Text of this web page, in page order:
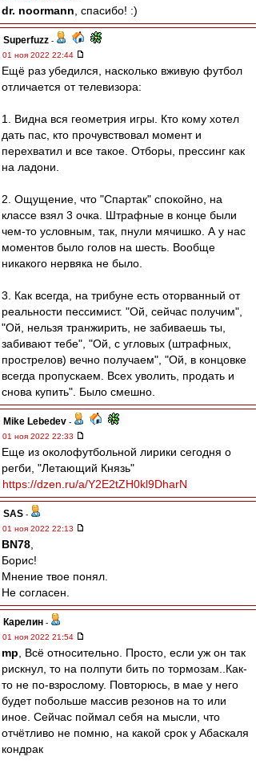
dr. noormann , спасибо! :)
Superfuzz -
01 ноя 2022 22:44
Ещё раз убедился, насколько вживую футбол
отличается от телевизора:
1. Видна вся геометрия игры. Кто кому хотел
дать пас, кто прочувствовал момент и
перехватил и все такое. Отборы, прессинг как
на ладони.
2. Ощущение, что "Спартак" спокойно, на
классе взял 3 очка. Штрафные в конце были
чем-то условным, так, пнули мячишко. А у нас
моментов было голов на шесть. Вообще
никакого нервяка не было.
3. Как всегда, на трибуне есть оторванный от
реальности пессимист. "Ой, сейчас получим",
"Ой, нельзя транжирить, не забиваешь ты,
забивают тебе", "Ой, с угловых (штрафных,
прострелов) вечно получаем", "Ой, в концовке
всегда пропускаем. Всех уволить, продать и
снова купить". Было смешно.
Mike Lebedev -
01 ноя 2022 22:33
Еще из околофутбольной лирики сегодня о
регби, "Летающий Князь"
https://dzen.ru/a/Y2E2tZH0kl9DharN
SAS -
01 ноя 2022 22:13
BN78
Борис!
Мнение твое понял.
Не согласен.
Карелин -
01 ноя 2022 21:54
mp , Всё относительно. Просто, если уж он так
рискнул, то на полпути бить по тормозам..Как-
то не по-взрослому. Повторюсь, в мае у него
будет побольше массив резонов на то или
иное. Сейчас поймал себя на мысли, что
отчётливо не помню, на какой срок у Абаскаля
кондрак